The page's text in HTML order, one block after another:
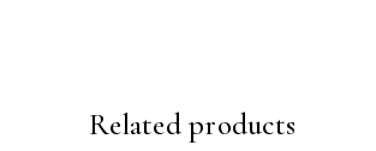
Related products